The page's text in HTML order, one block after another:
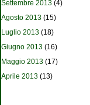
Settembre 2013 (4)
Agosto 2013 (15)
Luglio 2013 (18)
Giugno 2013 (16)
Maggio 2013 (17)
Aprile 2013 (13)